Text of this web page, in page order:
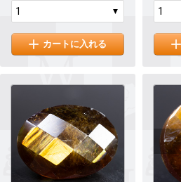
カートに入れる